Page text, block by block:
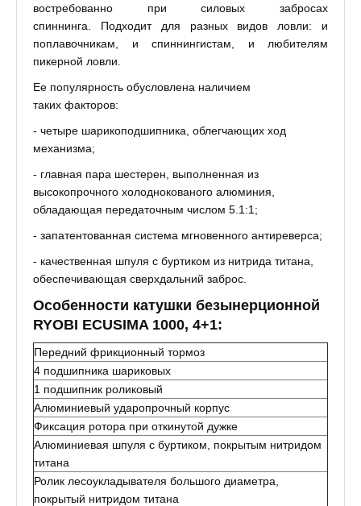
востребованно при силовых забросах
спиннинга. Подходит для разных видов ловли: и
поплавочникам, и спиннингистам, и любителям
пикерной ловли.
Ее популярность обусловлена наличием
таких факторов:
- четыре шарикоподшипника, облегчающих ход
механизма;
- главная пара шестерен, выполненная из
высокопрочного холоднокованого алюминия,
обладающая передаточным числом 5.1:1;
- запатентованная система мгновенного антиреверса;
- качественная шпуля с буртиком из нитрида титана,
обеспечивающая сверхдальний заброс.
Особенности катушки безынерционной
RYOBI ECUSIMA 1000, 4+1:
Передний фрикционный тормоз
4 подшипника шариковых
1 подшипник роликовый
Алюминиевый ударопрочный корпус
Фиксация ротора при откинутой дужке
Алюминиевая шпуля с буртиком, покрытым нитридом
титана
Ролик лесоукладывателя большого диаметра,
покрытый нитридом титана